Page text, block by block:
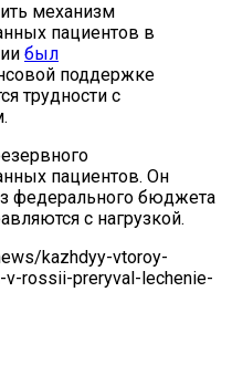
механизм
пациентов в
был
поддержке
трудности с
пациентов. Он
федерального бюджета
с нагрузкой.
kazhdyy-vtoroy-
rossii-preryval-lechenie-